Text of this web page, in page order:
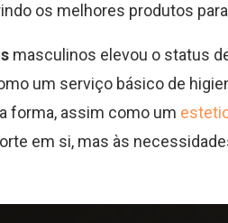
os melhores produtos
masculinos elevou o status
um serviço básico de
forma, assim como um
em si, mas às